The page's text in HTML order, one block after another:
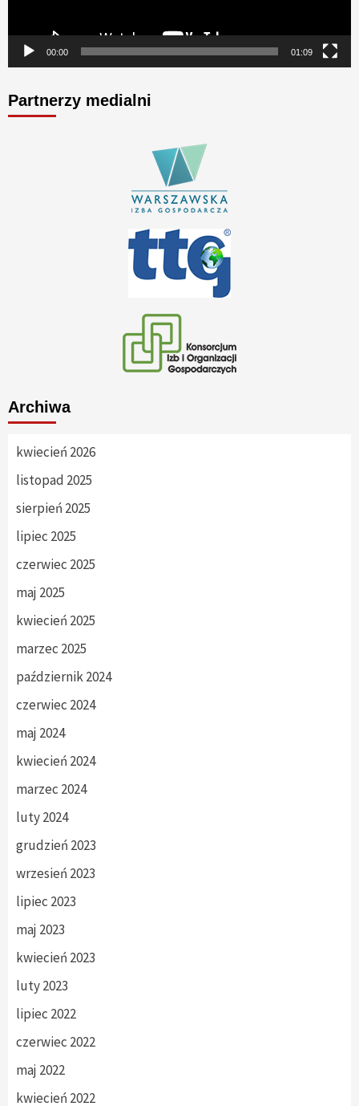
00:00 01:09
Partnerzy medialni
Archiwa
kwiecień 2026
listopad 2025
sierpień 2025
lipiec 2025
czerwiec 2025
maj 2025
kwiecień 2025
marzec 2025
październik 2024
czerwiec 2024
maj 2024
kwiecień 2024
marzec 2024
luty 2024
grudzień 2023
wrzesień 2023
lipiec 2023
maj 2023
kwiecień 2023
luty 2023
lipiec 2022
czerwiec 2022
maj 2022
kwiecień 2022